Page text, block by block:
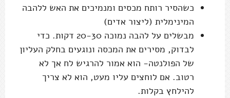
כשהסיר רותח מכסים ומנמיכים את האש ללהבה
המינימלית (ליצור אדים)
מבשלים על להבה נמוכה 20-30 דקות. כדי
לבדוק, מסירים את המכסה ונוגעים בחלק העליון
של הפולנטה- הוא אמור להרגיש לח אך לא
רטוב. אם לוחצים עליו מעט, הוא לא צריך
להילחץ בקלות.